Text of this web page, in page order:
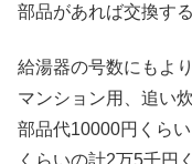
部品があれば交換す
給湯器の号数にもよ
マンション用、追い
部品代10000円くら
くらいの計2万5千円